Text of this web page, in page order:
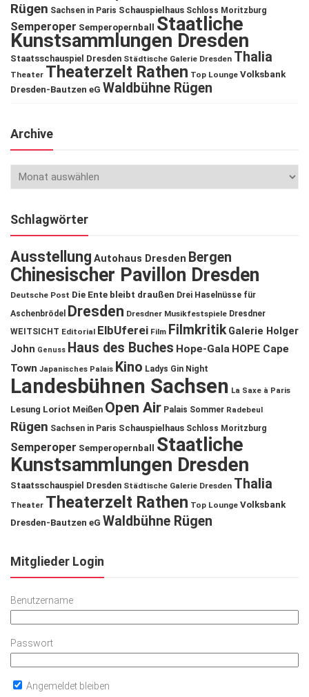
Rügen Sachsen in Paris Schauspielhaus Schloss Moritzburg
Semperoper Semperopernball Staatliche
Kunstsammlungen Dresden
Staatsschauspiel Dresden Städtische Galerie Dresden Thalia
Theater Theaterzelt Rathen Top Lounge Volksbank
Dresden-Bautzen eG Waldbühne Rügen
Archive
Schlagwörter
Ausstellung Autohaus Dresden Bergen
Chinesischer Pavillon Dresden
Deutsche Post Die Ente bleibt draußen Drei Haselnüsse für
Aschenbrödel
Dresden Dresdner Musikfestspiele Dresdner
WEITSICHT Editorial ElbUferei Film Filmkritik Galerie Holger
John Genuss Haus des Buches Hope-Gala HOPE Cape
Town Japanisches Palais Kino Ladys Gin Night
Landesbühnen Sachsen La Saxe à Paris
Lesung Loriot Meißen Open Air Palais Sommer Radebeul
Rügen Sachsen in Paris Schauspielhaus Schloss Moritzburg
Semperoper Semperopernball
Staatliche
Kunstsammlungen Dresden
Staatsschauspiel Dresden Städtische Galerie Dresden Thalia
Theater Theaterzelt Rathen Top Lounge Volksbank
Dresden-Bautzen eG Waldbühne Rügen
Mitglieder Login
Benutzername
Passwort
Angemeldet bleiben